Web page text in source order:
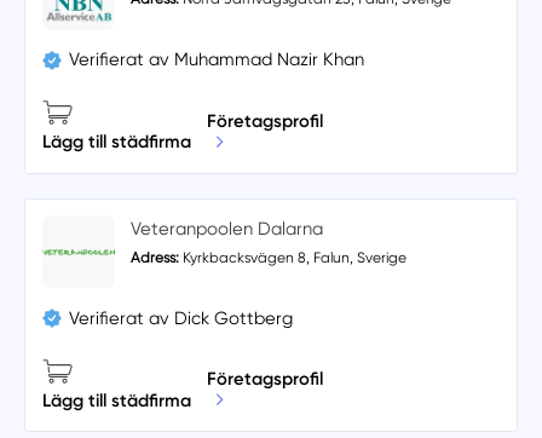
Verifierat av Muhammad Nazir Khan
Lägg till städfirma
Företagsprofil
Veteranpoolen Dalarna
Adress: Kyrkbacksvägen 8, Falun, Sverige
Verifierat av Dick Gottberg
Lägg till städfirma
Företagsprofil